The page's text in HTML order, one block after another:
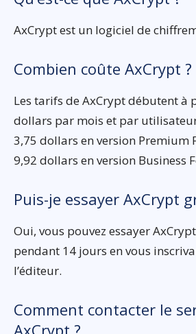
AxCrypt est un logiciel de
Combien coûte AxCrypt ?
Les tarifs de AxCrypt débutent à
dollars par mois et par
3,75 dollars en version Premium
9,92 dollars en version Business
Puis-je essayer AxCrypt
Oui, vous pouvez essayer
pendant 14 jours en vous
l’éditeur.
Comment contacter le
AxCrypt ?